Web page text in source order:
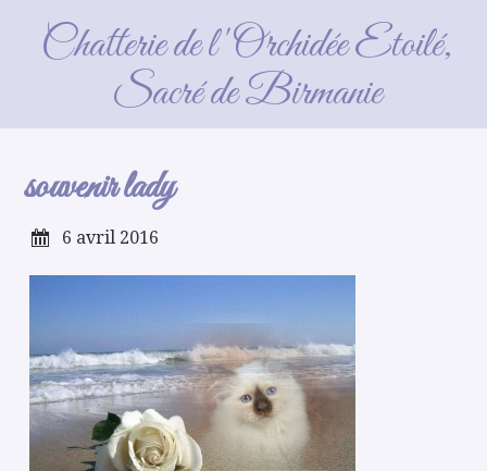
Chatterie de l'Orchidée Etoilé,
Sacré de Birmanie
souvenir lady
souvenir lady
6 avril 2016